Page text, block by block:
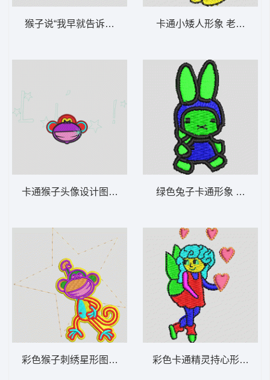
猴子说“我早就告诉你了！” 猴子_卡通贴布
卡通猴子头像设计图 猴子_卡通贴布
彩色猴子刺绣星形图案 猴子_卡通贴布
卡通小矮人形象 老人_卡
绿色兔子卡通形象 兔_卡
彩色卡通精灵持心形 天使_